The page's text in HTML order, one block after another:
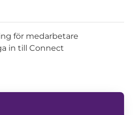
för medarbetare
in till Connect